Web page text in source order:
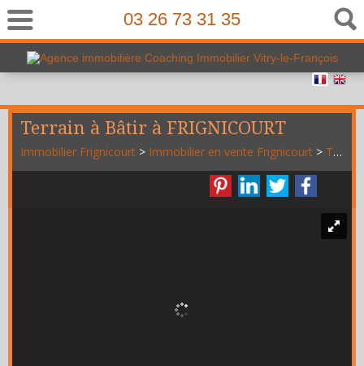
03 26 73 31 35
Terrain à Bâtir à FRIGNICOURT
Immobilier Frignicourt > Immobilier en vente Frignicourt > Terrain Constructible en vente Frignicourt